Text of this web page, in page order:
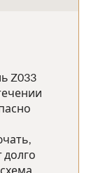
Z033
долго